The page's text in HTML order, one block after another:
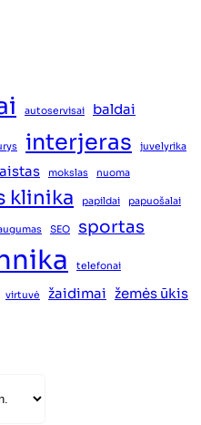
autoservisai baldai
interjeras juvelyrika
mokslas nuoma
klinika papildai papuošalai
SEO
sportas
telefonai
virtuvė žaidimai žemės ūkis